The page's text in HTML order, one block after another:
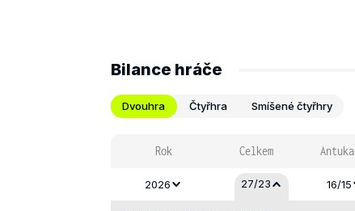
Bilance hráče
Dvouhra Čtyřhra Smíšené čtyřhry
Rok Celkem Antuka
2026 27/23 16/15